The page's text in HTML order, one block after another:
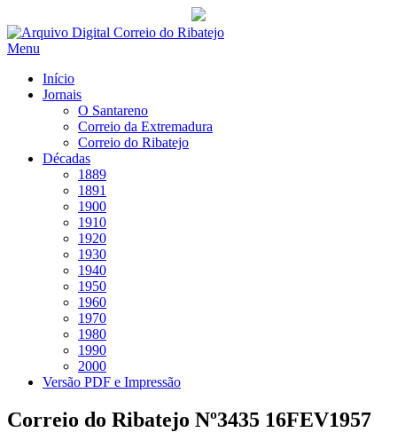
Saltar
para
Menu
Início
Jornais
O Santareno
Correio da Extremadura
Correio do Ribatejo
Décadas
1889
1891
1900
1910
1920
1930
1940
1950
1960
1970
1980
1990
2000
Versão PDF e Impressão
Correio do Ribatejo Nº3435 16FEV1957